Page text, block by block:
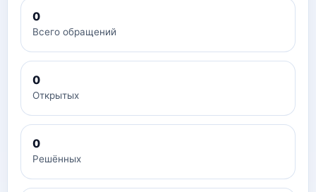
0
Всего обращений
0
Открытых
0
Решённых